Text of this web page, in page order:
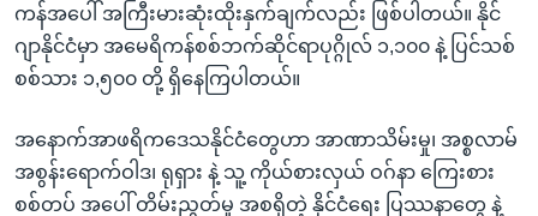
ကန်အပေါ် အကြီးမားဆုံးထိုးနှက်ချက်လည်း ဖြစ်ပါတယ်။ နိုင်
ဂျာနိုင်ငံမှာ အမေရိကန်စစ်ဘက်ဆိုင်ရာပုဂ္ဂိုလ် ၁,၁၀၀ နဲ့ ပြင်သစ်
စစ်သား ၁,၅၀၀ တို့ ရှိနေကြပါတယ်။
အနောက်အာဖရိကဒေသနိုင်ငံတွေဟာ အာဏာသိမ်းမှု၊ အစ္စလာမ်
အစွန်းရောက်ဝါဒ၊ ရုရှား နဲ့ သူ့ ကိုယ်စားလှယ် ဝဂ်နာ ကြေးစား
စစ်တပ် အပေါ် တိမ်းညွတ်မှု အစရှိတဲ့ နိုင်ငံ‌ရေး ပြဿနာတွေ နဲ့